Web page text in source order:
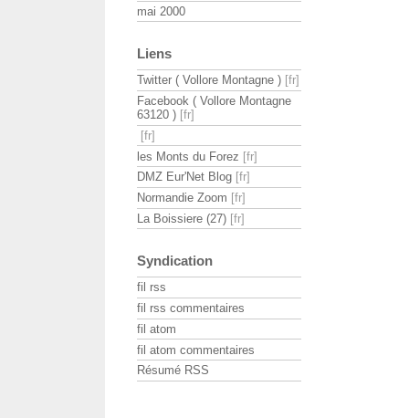
mai 2000
Liens
Twitter ( Vollore Montagne )
Facebook ( Vollore Montagne
63120 )
les Monts du Forez
DMZ Eur'Net Blog
Normandie Zoom
La Boissiere (27)
Syndication
fil rss
fil rss commentaires
fil atom
fil atom commentaires
Résumé RSS